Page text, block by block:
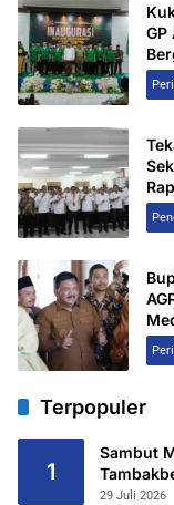
Terpopuler
1
Sambut
Utama
29 Juli 2026